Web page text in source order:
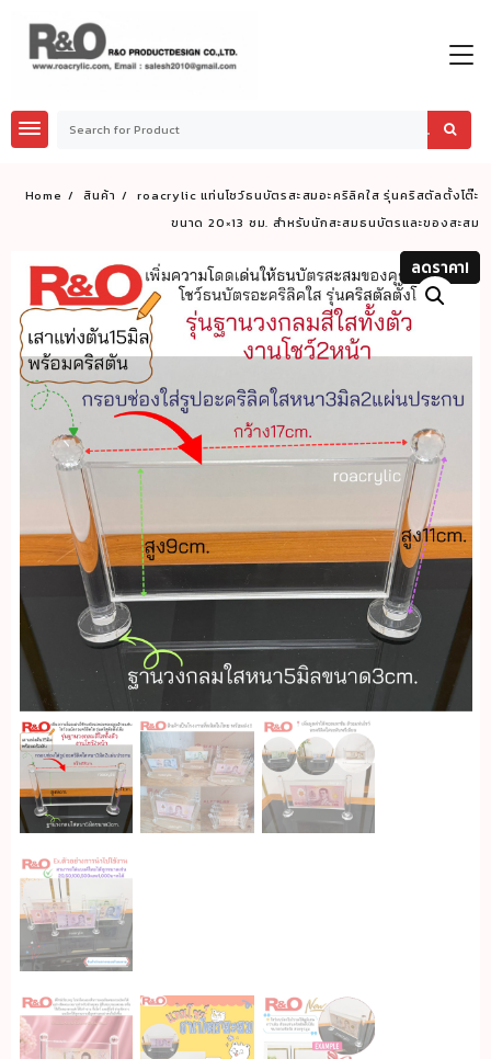
content
Home สินค้า
roacrylic แท่นโชว์ธนบัตรสะสมอะคริลิคใส รุ่นคริสตัลตั้งโต๊ะ
ขนาด 20×13 ซม. สำหรับนักสะสมธนบัตรและของสะสม
ลดราคา!
ลดราคา!